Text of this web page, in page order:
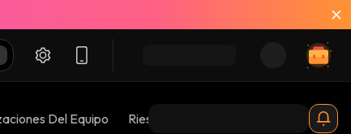
Del Equipo Riesgos 😱